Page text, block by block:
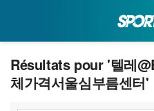
Résultats pour '텔레
체가격서울심부름센터'